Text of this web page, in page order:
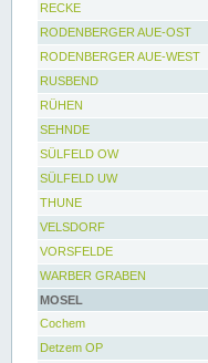
RECKE
RODENBERGER AUE-OST
RODENBERGER AUE-WEST
RUSBEND
RÜHEN
SEHNDE
SÜLFELD OW
SÜLFELD UW
THUNE
VELSDORF
VORSFELDE
WARBER GRABEN
MOSEL
Cochem
Detzem OP